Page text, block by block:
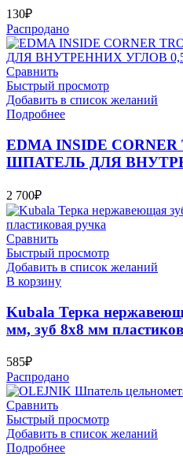
130₽
Распродано
Сравнить
Быстрый просмотр
Добавить в список желаний
Подробнее
EDMA INSIDE
ШПАТЕЛЬ ДЛЯ
2 700₽
Сравнить
Быстрый просмотр
Добавить в список желаний
В корзину
Kubala Терка
мм, зуб 8х8 мм
585₽
Распродано
Сравнить
Быстрый просмотр
Добавить в список желаний
Подробнее